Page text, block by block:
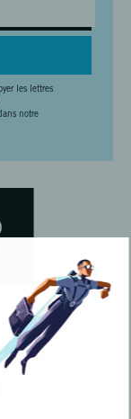
les lettres
notre